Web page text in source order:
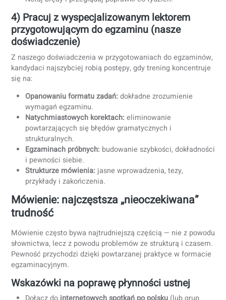
Przygotuj się: zbuduj plan nauki, który
rzeczywiście działa
1) Wybierz docelowy poziom (zgodny z
rzeczywistą potrzebą)
Wymóg prawny:
charakteru pracy.
Studia w Polsce:Wiele kierunków wymaga
(zweryfikuj bezpośrednio na uczelni/wydziale).
2) Zorganizuj czas (realistyczne ramy
czasowe)
3–6 miesięcy przed:30–60 minut/dzień, 5 dni w
tygodniu.
<2 miesiące przed:1–2 godziny/dzień + weekendowe
egzaminy próbne.
3) Używaj właściwych narzędzi
przygotowujących do egzaminu)
Rozpocznij od oficjalnych próbnych testów
mówienie).
Notuj błędy i przeglądaj poprawki co tydzień.